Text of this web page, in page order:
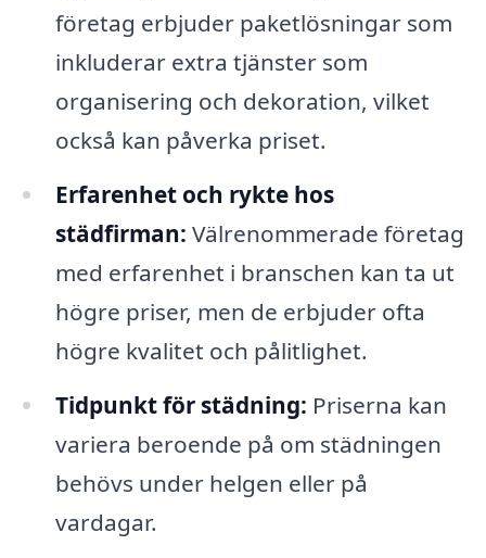
företag erbjuder paketlösningar som
inkluderar extra tjänster som
organisering och dekoration, vilket
också kan påverka priset.
Erfarenhet och rykte hos
städfirman: Välrenommerade företag
med erfarenhet i branschen kan ta ut
högre priser, men de erbjuder ofta
högre kvalitet och pålitlighet.
Tidpunkt för städning: Priserna kan
variera beroende på om städningen
behövs under helgen eller på
vardagar.